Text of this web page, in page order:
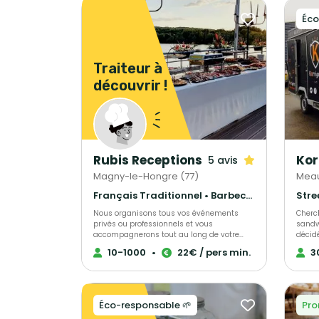
Traiteur à
découvrir !
Rubis Receptions 5 avis
Magny-le-Hongre (77)
Français Traditionnel • Barbecue et grillades • Gastronomique
Nous organisons tous vos événements
privés ou professionnels et vous
accompagnerons tout au long de votre
projet. Pour plus de renseignements, venez
nous rencontrer !
10-1000 • 22€ / pers min.
Éco-responsable 🌱
le
sont